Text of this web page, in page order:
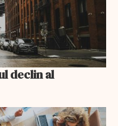
declin al